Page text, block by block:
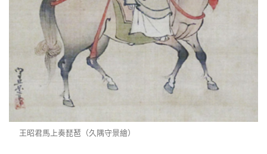
王昭君馬上奏琵琶（久隅守景繪）